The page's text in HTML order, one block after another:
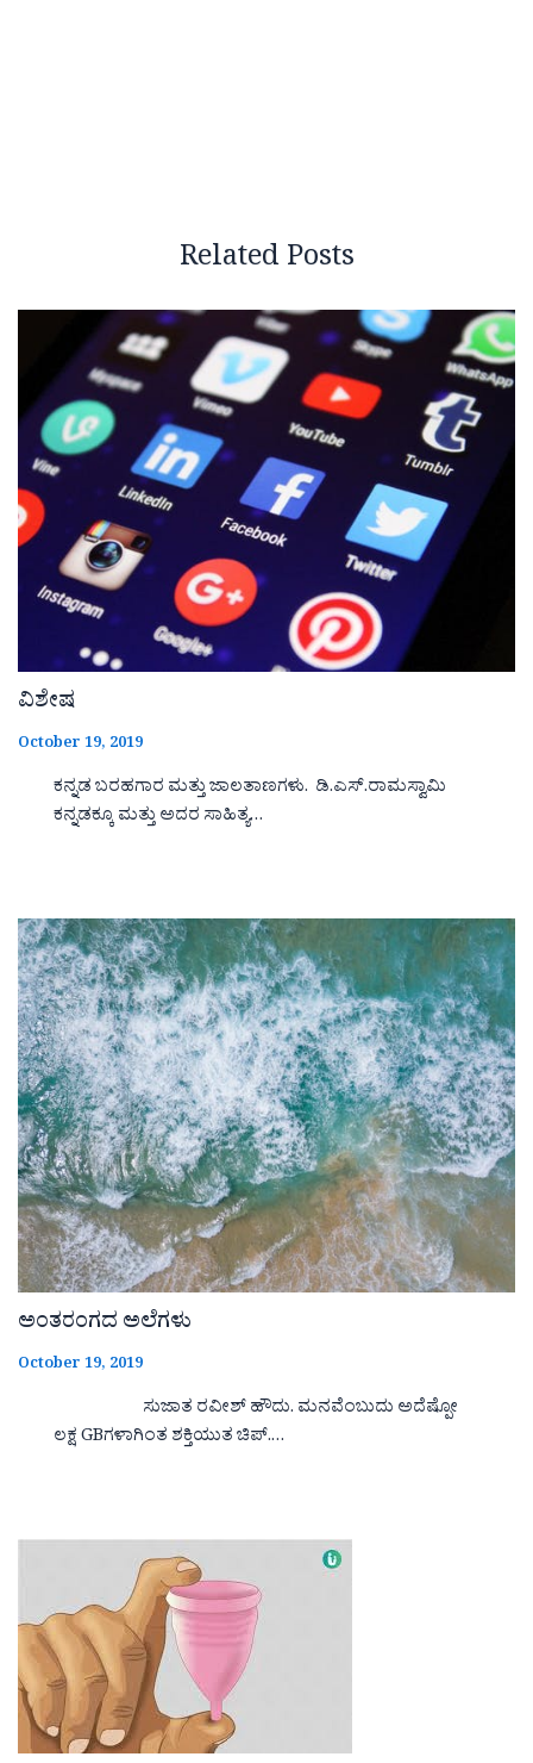
Related Posts
ವಿಶೇಷ
October 19, 2019
ಕನ್ನಡ ಬರಹಗಾರ ಮತ್ತು ಜಾಲತಾಣಗಳು. ಡಿ.ಎಸ್.ರಾಮಸ್ವಾಮಿ
ಕನ್ನಡಕ್ಕೂ ಮತ್ತು ಅದರ ಸಾಹಿತ್ಯ…
ಅಂತರಂಗದ ಅಲೆಗಳು
October 19, 2019
ಸುಜಾತ ರವೀಶ್ ಹೌದು. ಮನವೆಂಬುದು ಅದೆಷ್ಪೋ
ಲಕ್ಷ GBಗಳಾಗಿಂತ ಶಕ್ತಿಯುತ ಚಿಪ್.…